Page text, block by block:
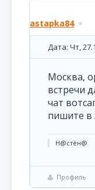
astapka84
Дата: Чт,
Москва,
встречи
чат
пишите в
Н@cтён@
Профиль